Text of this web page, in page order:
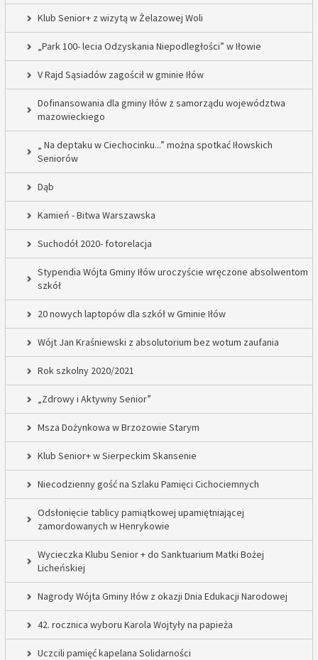
Klub Senior+ z wizytą w Żelazowej Woli
„Park 100- lecia Odzyskania Niepodległości” w Iłowie
V Rajd Sąsiadów zagościł w gminie Iłów
Dofinansowania dla gminy Iłów z samorządu województwa
mazowieckiego
„ Na deptaku w Ciechocinku...” można spotkać Iłowskich
Seniorów
Dąb
Kamień - Bitwa Warszawska
Suchodół 2020- fotorelacja
Stypendia Wójta Gminy Iłów uroczyście wręczone absolwentom
szkół
20 nowych laptopów dla szkół w Gminie Iłów
Wójt Jan Kraśniewski z absolutorium bez wotum zaufania
Rok szkolny 2020/2021
„Zdrowy i Aktywny Senior”
Msza Dożynkowa w Brzozowie Starym
Klub Senior+ w Sierpeckim Skansenie
Niecodzienny gość na Szlaku Pamięci Cichociemnych
Odsłonięcie tablicy pamiątkowej upamiętniającej
zamordowanych w Henrykowie
Wycieczka Klubu Senior + do Sanktuarium Matki Bożej
Licheńskiej
Nagrody Wójta Gminy Iłów z okazji Dnia Edukacji Narodowej
42. rocznica wyboru Karola Wojtyły na papieża
Uczcili pamięć kapelana Solidarności